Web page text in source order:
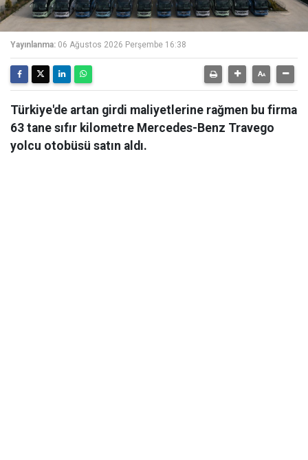
Yayınlanma: 06 Ağustos 2026 Perşembe 16:38
Türkiye'de artan girdi maliyetlerine rağmen bu firma
63 tane sıfır kilometre Mercedes-Benz Travego
yolcu otobüsü satın aldı.